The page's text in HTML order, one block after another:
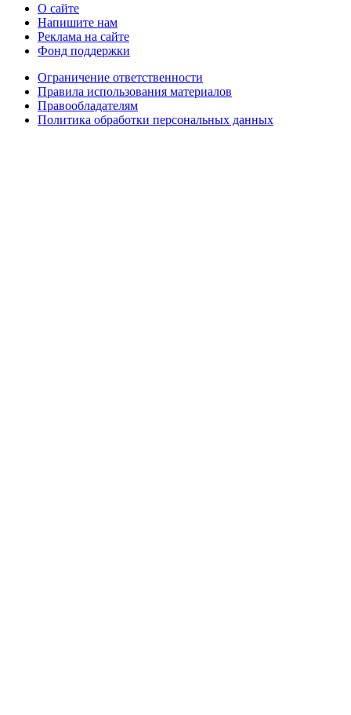
О сайте
Напишите нам
Реклама на сайте
Фонд поддержки
Ограничение ответственности
Правила использования материалов
Правообладателям
Политика обработки персональных данных